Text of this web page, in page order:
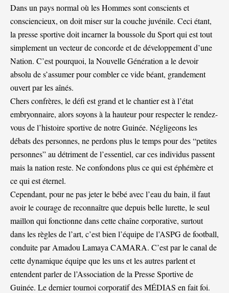
Dans un pays normal où les Hommes sont conscients et
consciencieux, on doit miser sur la couche juvénile. Ceci étant,
la presse sportive doit incarner la boussole du Sport qui est tout
simplement un vecteur de concorde et de développement d’une
Nation. C’est pourquoi, la Nouvelle Génération a le devoir
absolu de s’assumer pour combler ce vide béant, grandement
ouvert par les aînés.
Chers confrères, le défi est grand et le chantier est à l’état
embryonnaire, alors soyons à la hauteur pour respecter le rendez-
vous de l’histoire sportive de notre Guinée. Négligeons les
débats des personnes, ne perdons plus le temps pour des “petites
personnes” au détriment de l’essentiel, car ces individus passent
mais la nation reste. Ne confondons plus ce qui est éphémère et
ce qui est éternel.
Cependant, pour ne pas jeter le bébé avec l’eau du bain, il faut
avoir le courage de reconnaître que depuis belle lurette, le seul
maillon qui fonctionne dans cette chaîne corporative, surtout
dans les règles de l’art, c’est bien l’équipe de l’ASPG de football,
conduite par Amadou Lamaya CAMARA. C’est par le canal de
cette dynamique équipe que les uns et les autres parlent et
entendent parler de l’Association de la Presse Sportive de
Guinée. Le dernier tournoi corporatif des MÉDIAS en fait foi.